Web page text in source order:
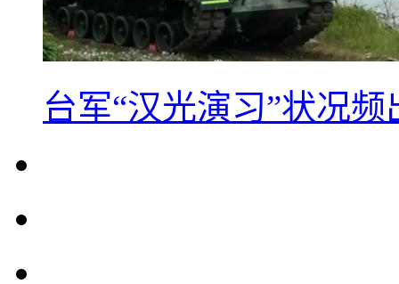
台军“汉光演习”状况